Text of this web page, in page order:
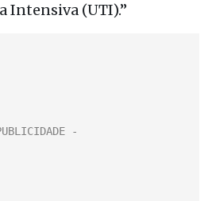
Intensiva (UTI).”